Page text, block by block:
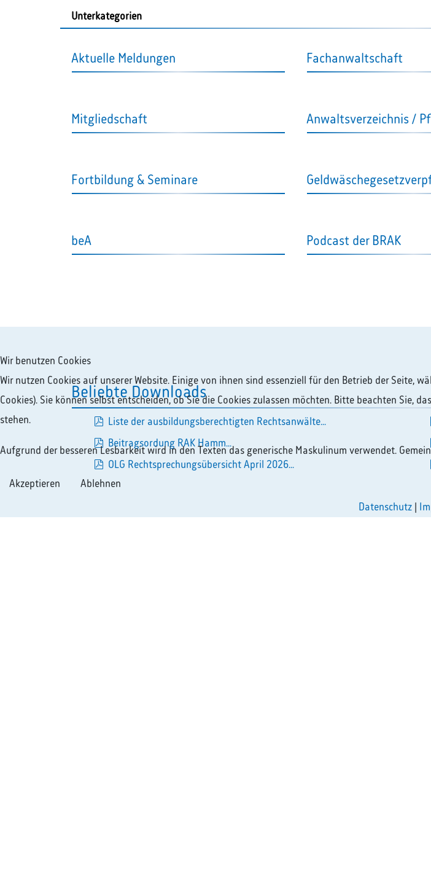
Unterkategorien
Aktuelle Meldungen Fachanwaltschaft
Mitgliedschaft Anwaltsverzeichnis /
Fortbildung & Seminare
beA Podcast der BRAK
Beliebte Downloads
pdf
Liste der ausbildungsberechtigten Rechtsanwälte...
pdf
Beitragsordung RAK Hamm...
OLG Rechtsprechungsübersicht April 2026...
Wir benutzen Cookies
Wir nutzen Cookies auf unserer Website. Einige von ihnen sind essenziell für den Betrieb der Seite,
Cookies). Sie können selbst entscheiden, ob Sie die Cookies zulassen möchten. Bitte beachten
stehen.
Aufgrund der besseren Lesbarkeit wird in den Texten das generische Maskulinum verwendet.
Akzeptieren Ablehnen
Datenschutz